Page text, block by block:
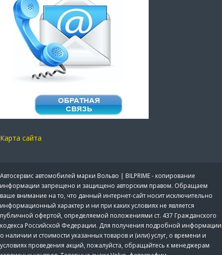
Карта сайта
Автосервис автомобилей марки Вольво | BILPRIME - копирование
информации запрещено и защищено авторским правом. Обращаем
ваше внимание на то, что данный интернет-сайт носит исключительно
информационный характер и ни при каких условиях не является
публичной офертой, определяемой положениями ст. 437 Гражданского
кодекса Российской Федерации. Для получения подробной информации
о наличии и стоимости указанных товаров и (или) услуг, о времени и
условиях проведения акций, пожалуйста, обращайтесь к менеджерам